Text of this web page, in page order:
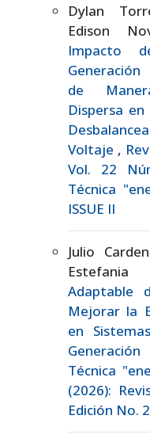
Dylan
Edison
Impacto
de
Dispersa
Voltaje ,
Vol. 22
Técnica
ISSUE II
Julio
Estefania
Adaptable
Mejorar la
en
Generación
Técnica
(2026):
Edición No.